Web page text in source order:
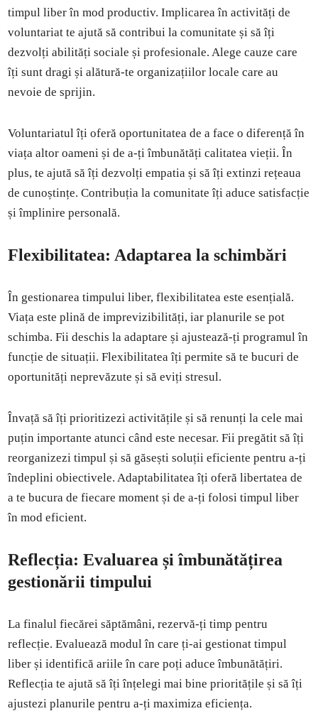
timpul liber în mod productiv. Implicarea în activități de
voluntariat te ajută să contribui la comunitate și să îți
dezvolți abilități sociale și profesionale. Alege cauze care
îți sunt dragi și alătură-te organizațiilor locale care au
nevoie de sprijin.
Voluntariatul îți oferă oportunitatea de a face o diferență în
viața altor oameni și de a-ți îmbunătăți calitatea vieții. În
plus, te ajută să îți dezvolți empatia și să îți extinzi rețeaua
de cunoștințe. Contribuția la comunitate îți aduce satisfacție
și împlinire personală.
Flexibilitatea: Adaptarea la schimbări
În gestionarea timpului liber, flexibilitatea este esențială.
Viața este plină de imprevizibilități, iar planurile se pot
schimba. Fii deschis la adaptare și ajustează-ți programul în
funcție de situații. Flexibilitatea îți permite să te bucuri de
oportunități neprevăzute și să eviți stresul.
Învață să îți prioritizezi activitățile și să renunți la cele mai
puțin importante atunci când este necesar. Fii pregătit să îți
reorganizezi timpul și să găsești soluții eficiente pentru a-ți
îndeplini obiectivele. Adaptabilitatea îți oferă libertatea de
a te bucura de fiecare moment și de a-ți folosi timpul liber
în mod eficient.
Reflecția: Evaluarea și îmbunătățirea
gestionării timpului
La finalul fiecărei săptămâni, rezervă-ți timp pentru
reflecție. Evaluează modul în care ți-ai gestionat timpul
liber și identifică ariile în care poți aduce îmbunătățiri.
Reflecția te ajută să îți înțelegi mai bine prioritățile și să îți
ajustezi planurile pentru a-ți maximiza eficiența.